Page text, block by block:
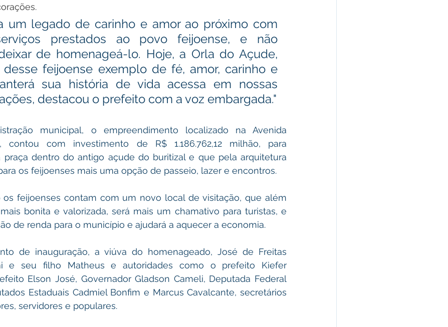
um legado de carinho e amor ao próximo com
prestados ao povo feijoense, e não
de homenageá-lo. Hoje, a Orla do Açude,
feijoense exemplo de fé, amor, carinho e
sua história de vida acessa em nossas
destacou o prefeito com a voz embargada."
municipal, o empreendimento localizado na Avenida
contou com investimento de R$ 1.186.762,12 milhão, para
praça dentro do antigo açude do buritizal e que pela arquitetura
os feijoenses mais uma opção de passeio, lazer e encontros.
os feijoenses contam com um novo local de visitação, que além
bonita e valorizada, será mais um chamativo para turistas, e
de renda para o município e ajudará a aquecer a economia.
de inauguração, a viúva do homenageado, José de Freitas
e seu filho Matheus e autoridades como o prefeito Kiefer
Elson José, Governador Gladson Cameli, Deputada Federal
Estaduais Cadmiel Bonfim e Marcus Cavalcante, secretários
servidores e populares.